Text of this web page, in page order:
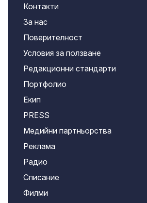
Контакти
За нас
Поверителност
Условия за ползване
Редакционни стандарти
Портфолио
Екип
PRESS
Медийни партньорства
Реклама
Радио
Списание
Филми